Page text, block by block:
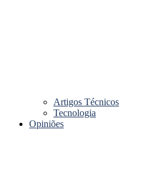
Artigos Técnicos
Tecnologia
Opiniões